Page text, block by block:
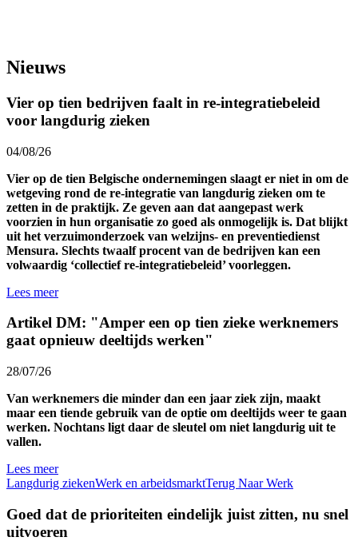
Nieuws
Vier op tien bedrijven faalt in re-integratiebeleid
voor langdurig zieken
04/08/26
Vier op de tien Belgische ondernemingen slaagt er niet in om de
wetgeving rond de re-integratie van langdurig zieken om te
zetten in de praktijk. Ze geven aan dat aangepast werk
voorzien in hun organisatie zo goed als onmogelijk is. Dat blijkt
uit het verzuimonderzoek van welzijns- en preventiedienst
Mensura. Slechts twaalf procent van de bedrijven kan een
volwaardig ‘collectief re-integratiebeleid’ voorleggen.
Lees meer
Artikel DM: "Amper een op tien zieke werknemers
gaat opnieuw deeltijds werken"
28/07/26
Van werknemers die minder dan een jaar ziek zijn, maakt
maar een tiende gebruik van de optie om deeltijds weer te gaan
werken. Nochtans ligt daar de sleutel om niet langdurig uit te
vallen.
Lees meer
Langdurig ziekenWerk en arbeidsmarktTerug Naar Werk
Goed dat de prioriteiten eindelijk juist zitten, nu snel
uitvoeren